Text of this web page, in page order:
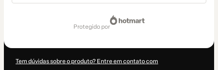
protegido por
Tem dúvidas sobre o produto? Entre em contato com